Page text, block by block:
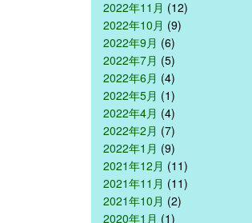
2022年11月 (12)
2022年10月 (9)
2022年9月 (6)
2022年7月 (5)
2022年6月 (4)
2022年5月 (1)
2022年4月 (4)
2022年2月 (7)
2022年1月 (9)
2021年12月 (11)
2021年11月 (11)
2021年10月 (2)
2020年1月 (1)